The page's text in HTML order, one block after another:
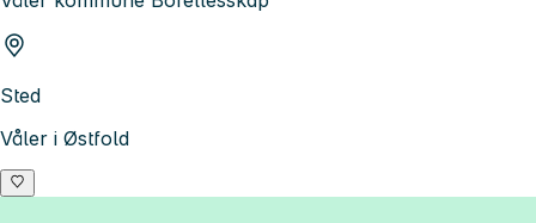
Sted
Våler i Østfold